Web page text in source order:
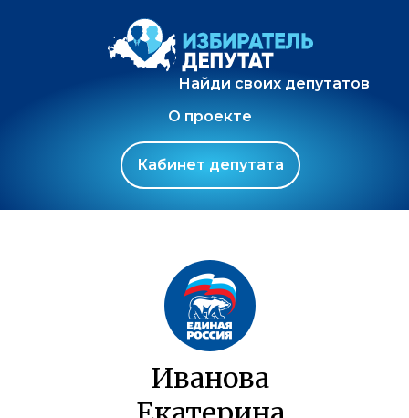
Найди своих депутатов
О проекте
Кабинет депутата
Иванова